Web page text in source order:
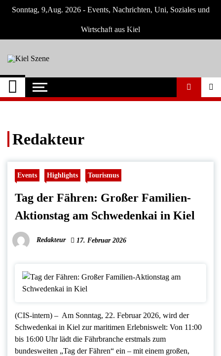
Skip
Sonntag, 9,Aug. 2026 - Events, Nachrichten, Uni, Soziales und
Wirtschaft aus Kiel
Kiel Szene
Neuigkeiten und Nachrichten aus Kiel und
Umgebung
Redakteur
Events Highlights Tourismus
Tag der Fähren: Großer Familien-
Aktionstag am Schwedenkai in Kiel
Redakteur 17. Februar 2026
(CIS-intern) – Am Sonntag, 22. Februar 2026, wird der
Schwedenkai in Kiel zur maritimen Erlebniswelt: Von 11:00
bis 16:00 Uhr lädt die Fährbranche erstmals zum
bundesweiten „Tag der Fähren“ ein – mit einem großen,